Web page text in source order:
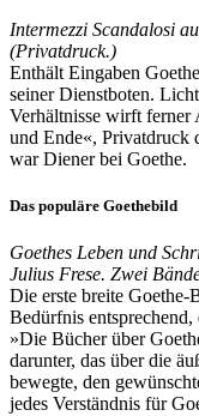
Intermezzi Scandalosi
(Privatdruck.)
Enthält Eingaben
seiner Dienstboten.
Verhältnisse wirft ferner
und Ende«, Privatdruck
war Diener bei Goethe.
Das populäre Goethebild
Goethes Leben und
Julius Frese. Zwei
Die erste breite
Bedürfnis entsprechend,
»Die Bücher über
darunter, das über die
bewegte, den
jedes Verständnis für